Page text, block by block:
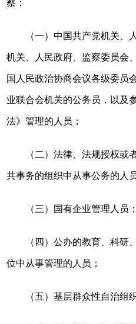
察：
（一）中国共产党机关、
机关、人民政府、监察委员会
国人民政治协商会议各级委员
业联合会机关的公务员，以及
法》管理的人员；
（二）法律、法规授权或
共事务的组织中从事公务的人
（三）国有企业管理人员；
（四）公办的教育、科研
位中从事管理的人员；
（五）基层群众性自治组